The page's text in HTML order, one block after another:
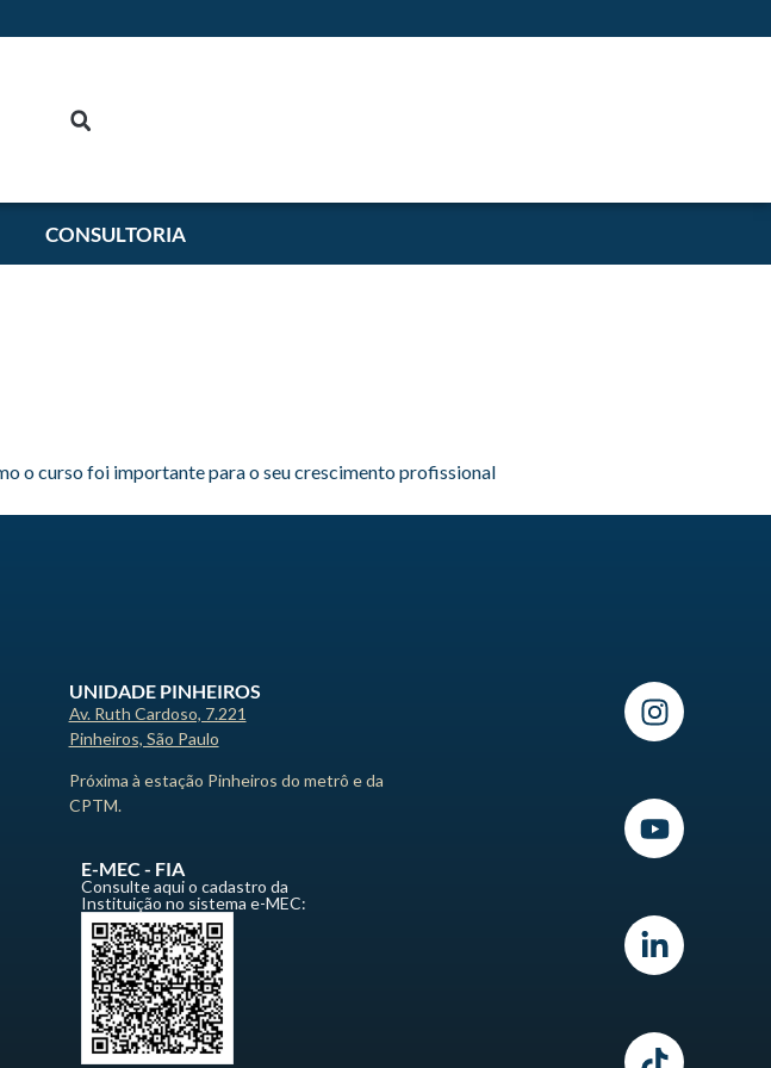
CONSULTORIA
o curso foi importante para o seu crescimento profissional
UNIDADE PINHEIROS
Av. Ruth Cardoso, 7.221
Pinheiros, São Paulo
Próxima à estação Pinheiros do metrô e da
CPTM.
E-MEC - FIA
Consulte aqui o cadastro da
Instituição no sistema e-MEC: